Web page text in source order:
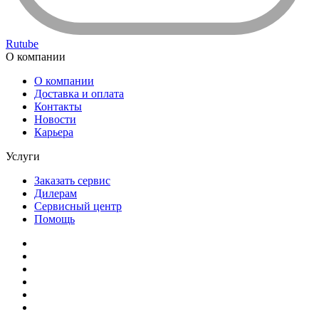
Rutube
О компании
О компании
Доставка и оплата
Контакты
Новости
Карьера
Услуги
Заказать сервис
Дилерам
Сервисный центр
Помощь